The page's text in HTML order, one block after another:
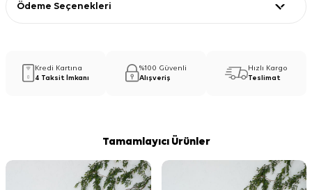
Ödeme Seçenekleri
Kredi Kartına
4 Taksit İmkanı
%100 Güvenli
Alışveriş
Hızlı Kargo
Teslimat
Tamamlayıcı Ürünler